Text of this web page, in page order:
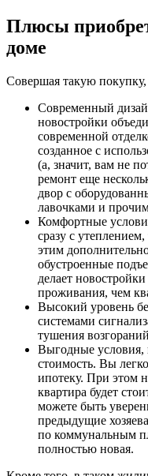
Плюсы
доме
Совершая такую
Современный
новостройки
современной
созданное с
(а, значит, вам не
ремонт еще
двор с
лавочками и
Комфортные
сразу с
этим
обустроенные
делает
проживания, чем
Высокий уровень
системами
тушения
Выгодные условия,
стоимость. Вы
ипотеку. При этом
квартира будет
можете быть
предыдущие
по коммунальным
полностью новая.